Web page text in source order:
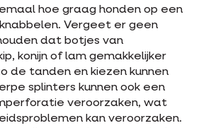
hoe graag honden op een
Vergeet er geen
dat botjes van
konijn of lam gemakkelijker
de tanden en kiezen kunnen
splinters kunnen ook een
veroorzaken, wat
kan veroorzaken.